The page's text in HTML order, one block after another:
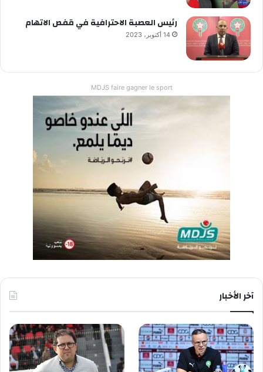
رئيس العصبة الاحترافية في قفص الاتهام
14 أكتوبر، 2023
MDJS faire gagner le sport
آخر الأخبار